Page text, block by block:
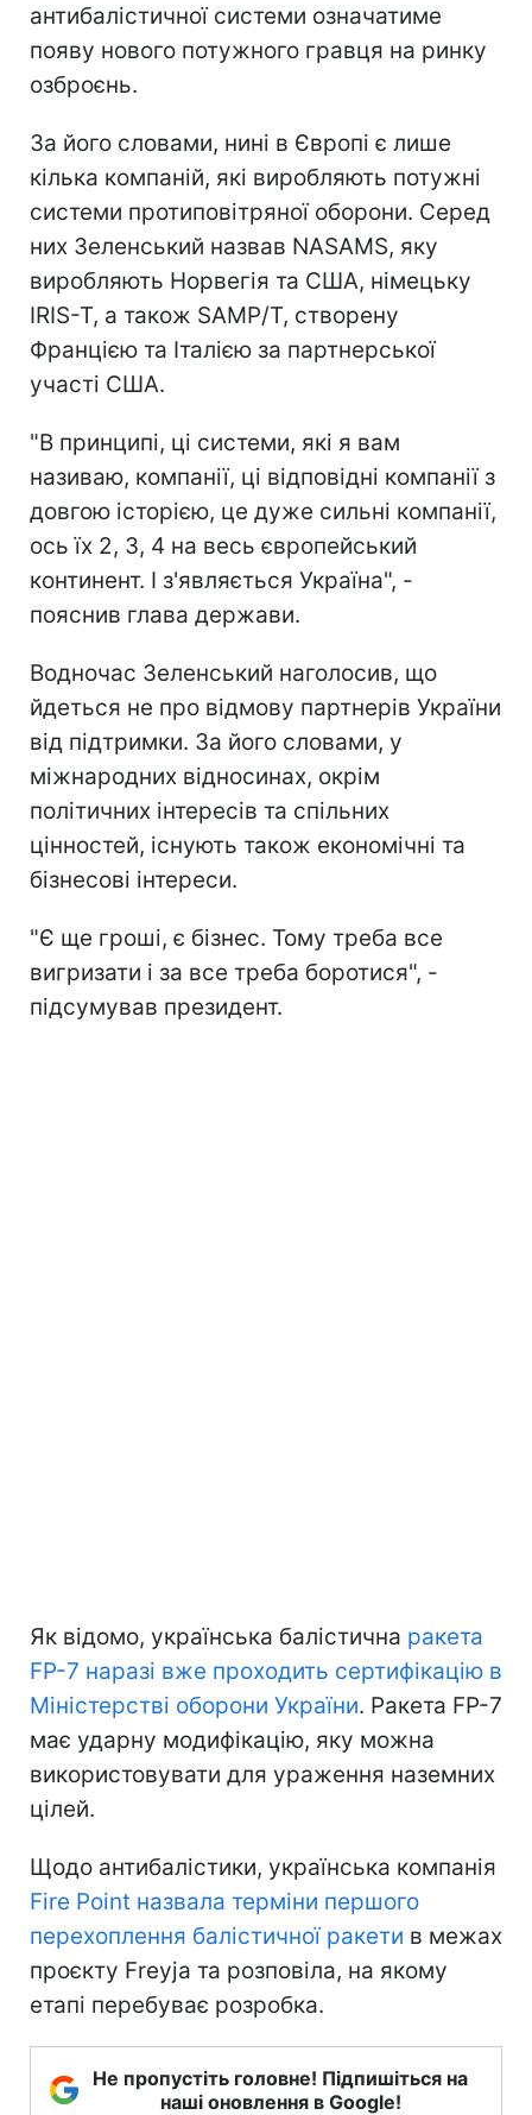
антибалістичної системи означатиме
появу нового потужного гравця на ринку
озброєнь.
За його словами, нині в Європі є лише
кілька компаній, які виробляють потужні
системи протиповітряної оборони. Серед
них Зеленський назвав NASAMS, яку
виробляють Норвегія та США, німецьку
IRIS-T, а також SAMP/T, створену
Францією та Італією за партнерської
участі США.
"В принципі, ці системи, які я вам
називаю, компанії, ці відповідні компанії з
довгою історією, це дуже сильні компанії,
ось їх 2, 3, 4 на весь європейський
континент. І з'являється Україна", -
пояснив глава держави.
Водночас Зеленський наголосив, що
йдеться не про відмову партнерів України
від підтримки. За його словами, у
міжнародних відносинах, окрім
політичних інтересів та спільних
цінностей, існують також економічні та
бізнесові інтереси.
"Є ще гроші, є бізнес. Тому треба все
вигризати і за все треба боротися", -
підсумував президент.
Як відомо, українська балістична ракета
FP-7 наразі вже проходить сертифікацію в
Міністерстві оборони України. Ракета FP-7
має ударну модифікацію, яку можна
використовувати для ураження наземних
цілей.
Щодо антибалістики, українська компанія
Fire Point назвала терміни першого
перехоплення балістичної ракети в межах
проєкту Freyja та розповіла, на якому
етапі перебуває розробка.
Не пропустіть головне! Підпишіться на
наші оновлення в Google!